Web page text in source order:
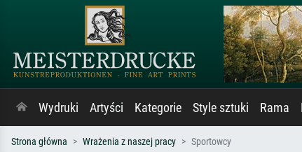
Wydruki Artyści Kategorie Style sztuki Rama
Strona główna Wrażenia z naszej pracy Sportowcy